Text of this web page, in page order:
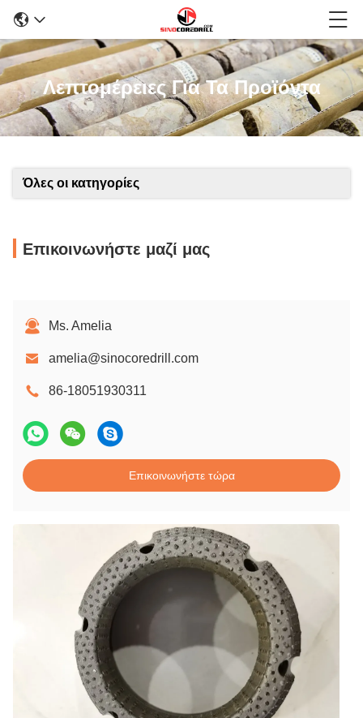
Λεπτομέρειες Για Τα Προϊόντα
Όλες οι κατηγορίες
Επικοινωνήστε μαζί μας
Ms. Amelia
amelia@sinocoredrill.com
86-18051930311
Επικοινωνήστε τώρα